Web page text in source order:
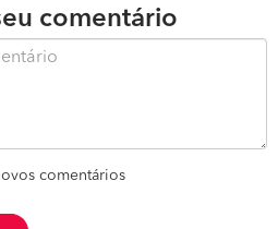
comentário
comentários